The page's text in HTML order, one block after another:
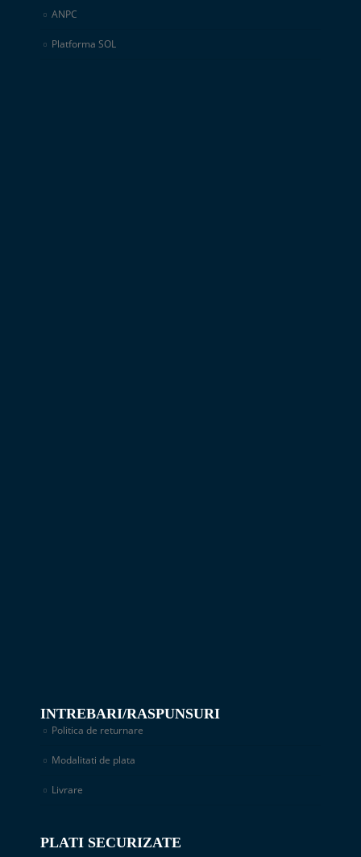
ANPC
Platforma SOL
INTREBARI/RASPUNSURI
Politica de returnare
Modalitati de plata
Livrare
PLATI SECURIZATE